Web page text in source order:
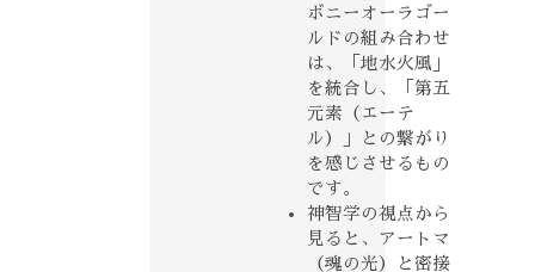
ボニーオーラゴー
ルドの組み合わせ
は、「地水火風」
を統合し、「第五
元素（エーテ
ル）」との繋がり
を感じさせるもの
です。
神智学の視点から
見ると、アートマ
（魂の光）と密接